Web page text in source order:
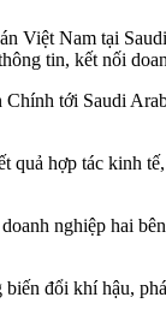
Việt Nam tại
tin, kết nối
tới Saudi
hợp tác kinh
nghiệp hai
đổi khí hậu,